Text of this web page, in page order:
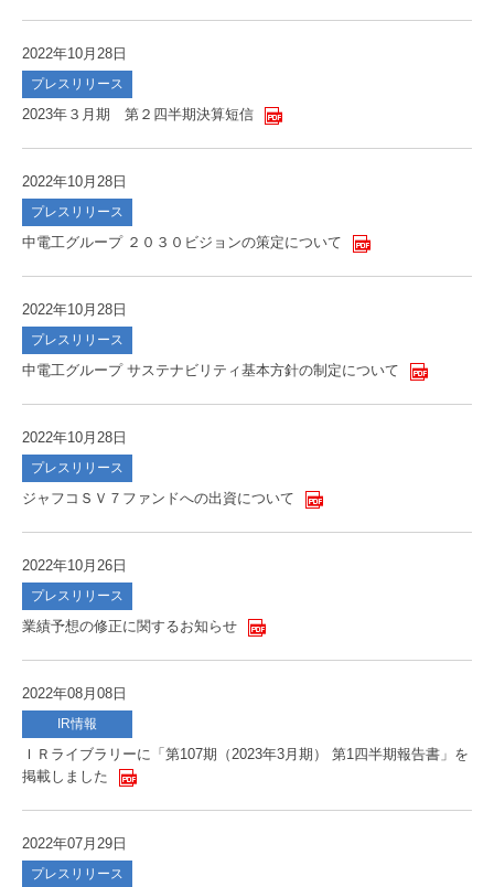
2022年10月28日
プレスリリース
2023年３月期 第２四半期決算短信
2022年10月28日
プレスリリース
中電工グループ ２０３０ビジョンの策定について
2022年10月28日
プレスリリース
中電工グループ サステナビリティ基本方針の制定について
2022年10月28日
プレスリリース
ジャフコＳＶ７ファンドへの出資について
2022年10月26日
プレスリリース
業績予想の修正に関するお知らせ
2022年08月08日
IR情報
ＩＲライブラリーに「第107期（2023年3月期） 第1四半期報告書」を
掲載しました
2022年07月29日
プレスリリース